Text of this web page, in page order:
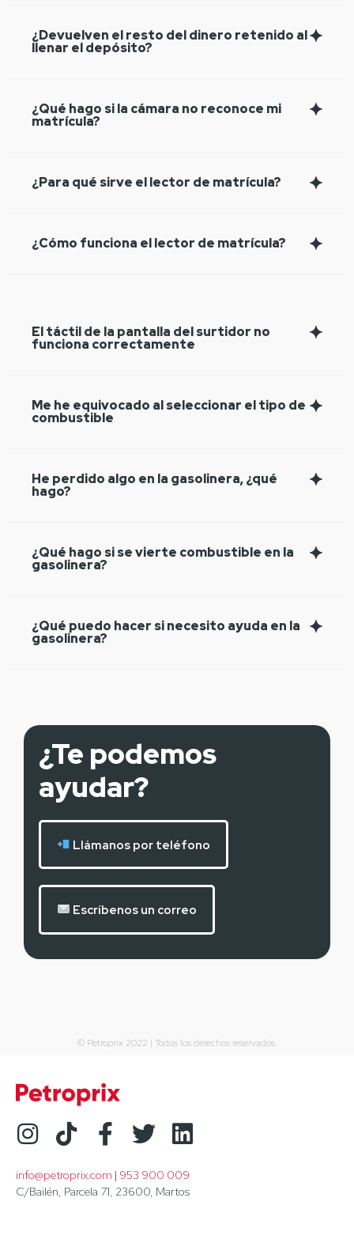
¿Devuelven el resto del dinero retenido al
llenar el depósito?
¿Qué hago si la cámara no reconoce mi
matrícula?
¿Para qué sirve el lector de matrícula?
¿Cómo funciona el lector de matrícula?
El táctil de la pantalla del surtidor no
funciona correctamente
Me he equivocado al seleccionar el tipo de
combustible
He perdido algo en la gasolinera, ¿qué
hago?
¿Qué hago si se vierte combustible en la
gasolinera?
¿Qué puedo hacer si necesito ayuda en la
gasolinera?
¿Te podemos
ayudar?
Llámanos por teléfono
Escríbenos un correo
© Petroprix 2022 | Todos los derechos reservados.
info@petroprix.com | 953 900 009
C/Bailén, Parcela 71, 23600, Martos